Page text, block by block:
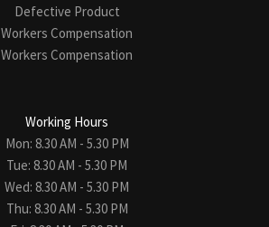
Defective Product
Workers Compensation
Workers Compensation
Working Hours
Mon: 8.30 AM - 5.30 PM
Tue: 8.30 AM - 5.30 PM
Wed: 8.30 AM - 5.30 PM
Thu: 8.30 AM - 5.30 PM